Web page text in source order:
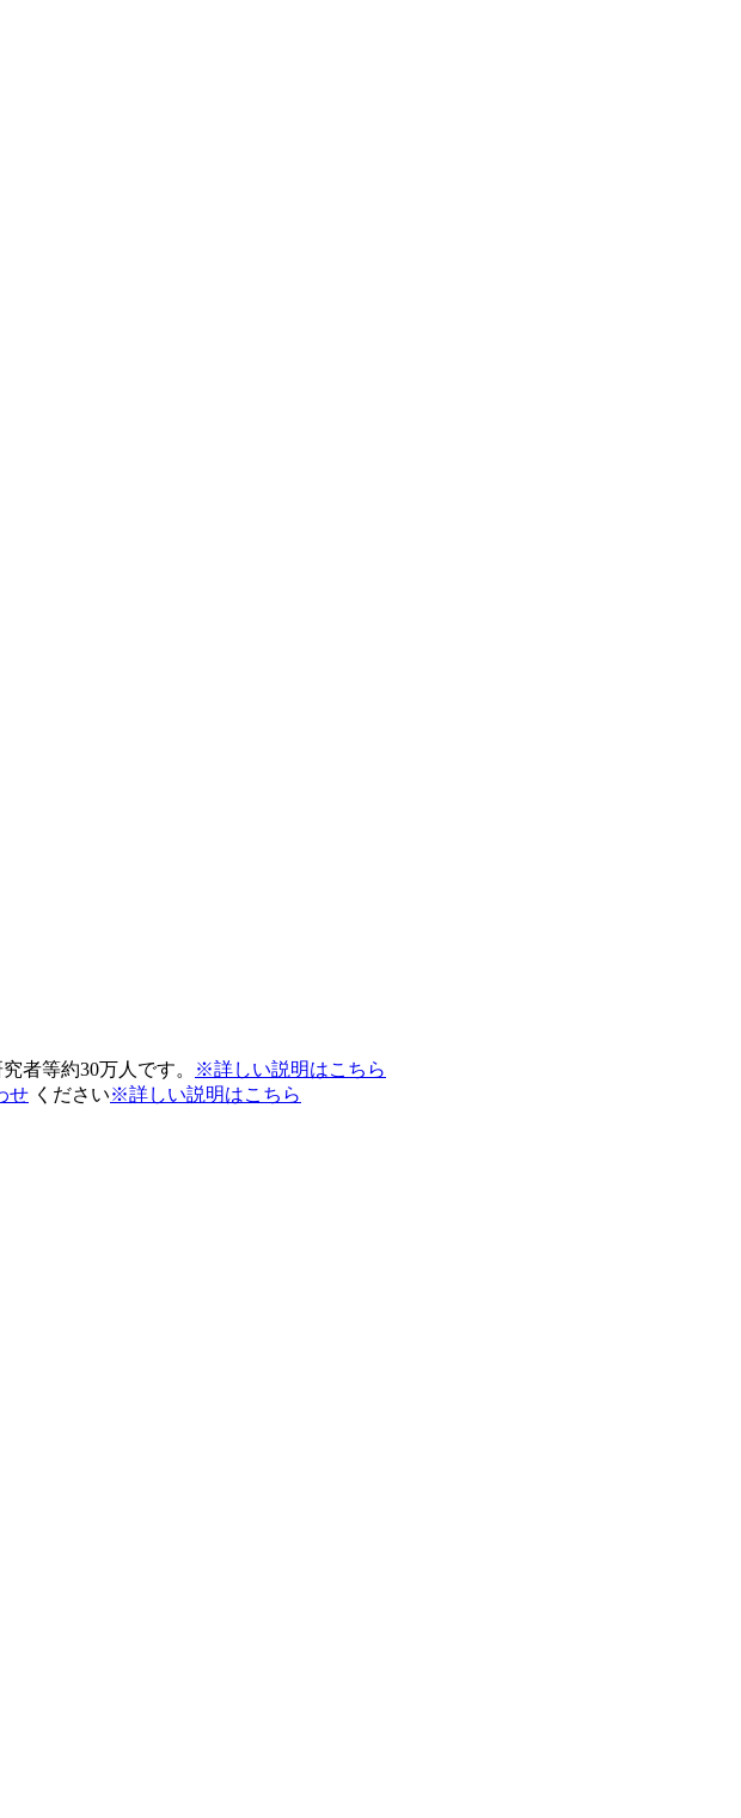
者等約30万人です。
※詳しい説明はこちら
せ ください※詳しい説明はこちら